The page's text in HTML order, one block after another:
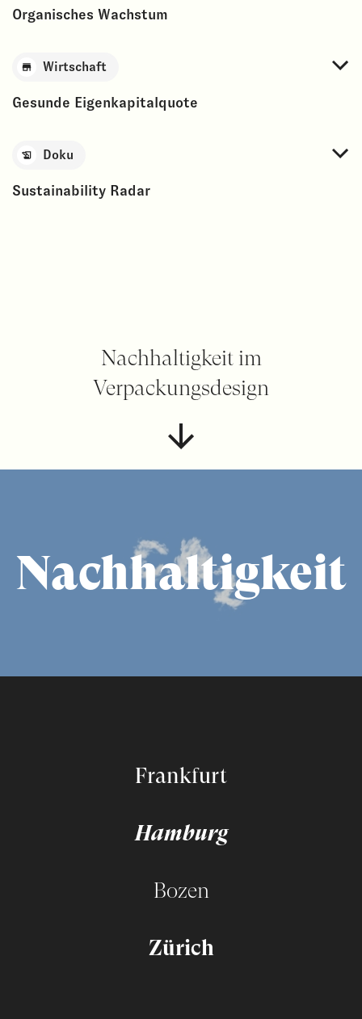
Organisches Wachstum
Wirtschaft
Gesunde Eigenkapitalquote
Doku
Sustainability Radar
Nachhaltigkeit im
Verpackungsdesign
Nachhaltigkeit
Frankfurt
Hamburg
Bozen
Zürich